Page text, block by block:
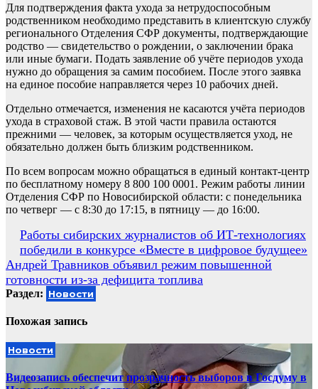
Для подтверждения факта ухода за нетрудоспособным
родственником необходимо представить в клиентскую службу
регионального Отделения СФР документы, подтверждающие
родство — свидетельство о рождении, о заключении брака
или иные бумаги. Подать заявление об учёте периодов ухода
нужно до обращения за самим пособием. После этого заявка
на единое пособие направляется через 10 рабочих дней.
Отдельно отмечается, изменения не касаются учёта периодов
ухода в страховой стаж. В этой части правила остаются
прежними — человек, за которым осуществляется уход, не
обязательно должен быть близким родственником.
По всем вопросам можно обращаться в единый контакт-центр
по бесплатному номеру 8 800 100 0001. Режим работы линии
Отделения СФР по Новосибирской области: с понедельника
по четверг — с 8:30 до 17:15, в пятницу — до 16:00.
Навигация
по
записям
Работы сибирских журналистов об ИТ-технологиях
победили в конкурсе «Вместе в цифровое будущее»
Андрей Травников объявил режим повышенной
готовности из-за дефицита топлива
Раздел: Новости
Похожая запись
Новости
Видеозапись обеспечит прозрачность выборов в Госдуму в